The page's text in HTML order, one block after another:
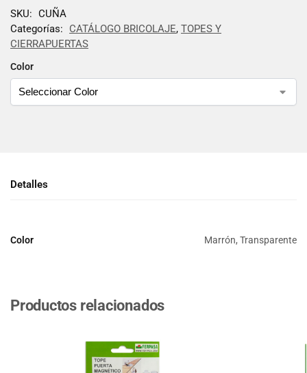
Color
SKU: CUÑA
Categorías:
CATÁLOGO BRICOLAJE, TOPES Y
CIERRAPUERTAS
Detalles
Color Marrón, Transparente
Productos relacionados